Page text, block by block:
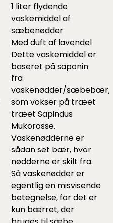
1 liter flydende
vaskemiddel af
sæbenødder
Med duft af lavendel
Dette vaskemiddel er
baseret på saponin
fra
vaskenødder/sæbebær,
som vokser på træet
træet Sapindus
Mukorosse.
Vaskenødderne er
sådan set bær, hvor
nødderne er skilt fra.
Så vaskenødder er
egentlig en misvisende
betegnelse, for det er
kun bærret, der